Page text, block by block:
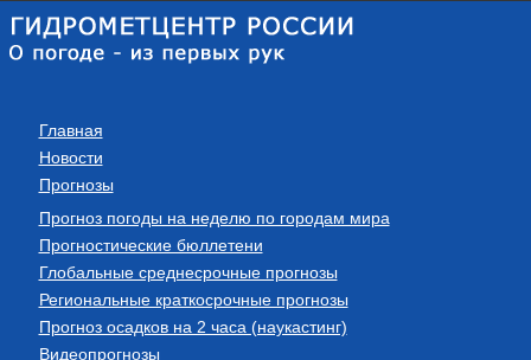
Главная
Новости
Прогнозы
Прогноз погоды на неделю по городам мира
Прогностические бюллетени
Глобальные среднесрочные прогнозы
Региональные краткосрочные прогнозы
Прогноз осадков на 2 часа (наукастинг)
Видеопрогнозы